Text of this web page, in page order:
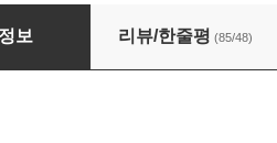
한 수학 천재들
보 리뷰/한줄평 (85/48)